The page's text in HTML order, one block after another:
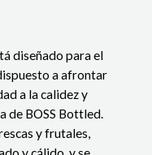
diseñado para el
a afrontar
a la calidez y
de BOSS Bottled.
y frutales,